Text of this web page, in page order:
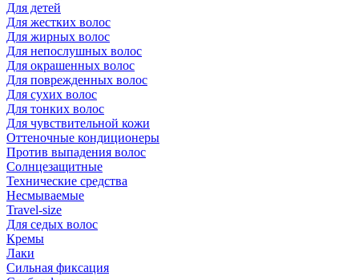
Для детей
Для жестких волос
Для жирных волос
Для непослушных волос
Для окрашенных волос
Для поврежденных волос
Для сухих волос
Для тонких волос
Для чувствительной кожи
Оттеночные кондиционеры
Против выпадения волос
Солнцезащитные
Технические средства
Несмываемые
Travel-size
Для седых волос
Кремы
Лаки
Сильная фиксация